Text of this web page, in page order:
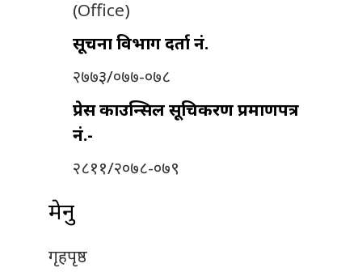
(Office)
सूचना विभाग दर्ता नं.
२७७३/०७७-०७८
प्रेस काउन्सिल सूचिकरण प्रमाणपत्र
नं.-
२८११/२०७८-०७९
मेनु
गृहपृष्ठ